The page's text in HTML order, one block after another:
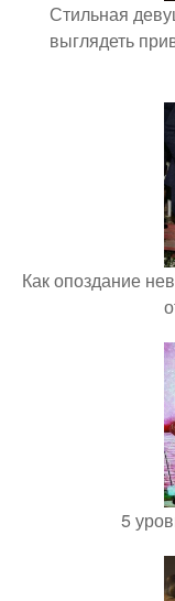
Стильная
выглядеть
Как опоздание
5